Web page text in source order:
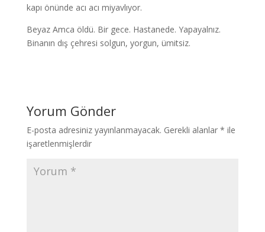
kapı önünde acı acı miyavlıyor.
Beyaz Amca öldü. Bir gece. Hastanede. Yapayalnız.
Binanın dış çehresi solgun, yorgun, ümitsiz.
Yorum Gönder
E-posta adresiniz yayınlanmayacak. Gerekli alanlar * ile
işaretlenmişlerdir